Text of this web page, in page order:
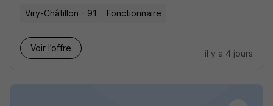
Viry-Châtillon - 91 Fonctionnaire
Voir l’offre
il y a 4 jours